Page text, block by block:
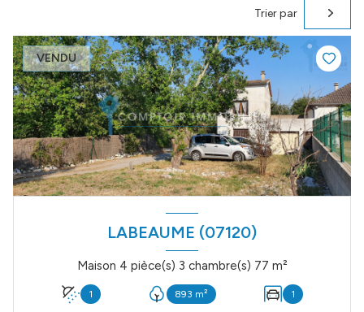
Trier par
VENDU
LABEAUME (07120)
Maison 4 pièce(s) 3 chambre(s) 77 m²
1 893 m² 1